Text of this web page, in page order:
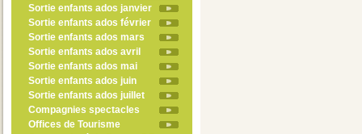
Sortie enfants ados janvier
Sortie enfants ados février
Sortie enfants ados mars
Sortie enfants ados avril
Sortie enfants ados mai
Sortie enfants ados juin
Sortie enfants ados juillet
Compagnies spectacles
Offices de Tourisme